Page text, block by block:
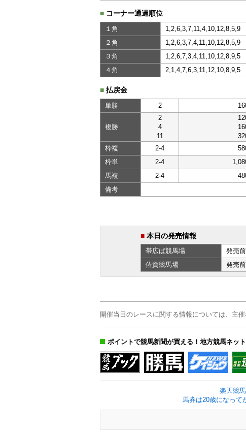
■ コーナー通過順位
１角
1,2,6,3,7,11,4,10,12,8,5,9
２角
1,2,6,3,7,4,11,10,12,8,5,9
３角
1,2,6,7,3,4,11,10,12,8,9,5
４角
2,1,4,7,6,3,11,12,10,8,9,5
■ 払戻金
単勝 2
複勝
2
4
11
枠複
2-4
枠単
2-4
馬複
2-4
備考
■ 本日の発売情報
帯広ば競馬場 発売
佐賀競馬場 発売
開催当日のレースに関する情報については、主
ポイントで競馬新聞が買える！地方競馬ネッ
楽天競
馬券は20歳になって